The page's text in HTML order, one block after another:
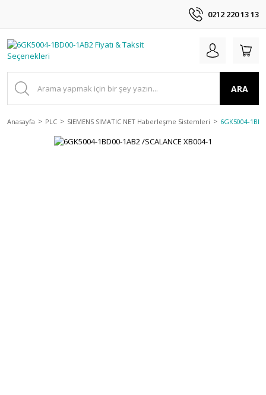
0212 220 13 13
ARA
Anasayfa PLC SIEMENS SIMATIC NET Haberleşme Sistemleri 6GK5004-